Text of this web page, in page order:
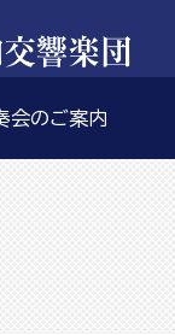
会のご案内